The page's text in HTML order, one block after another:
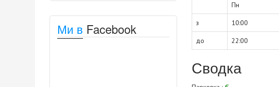
Ми в Facebook
Пн
з 10:00
до 22:00
Сводка